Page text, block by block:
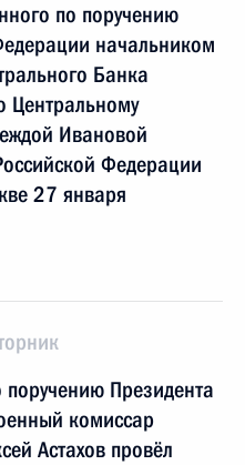
по поручению
начальником
Банка
Центральному
Ивановой
Федерации
27 января
Президента
комиссар
Астахов провёл